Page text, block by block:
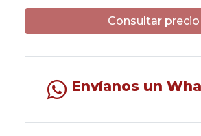
Consultar precio
Envíanos un